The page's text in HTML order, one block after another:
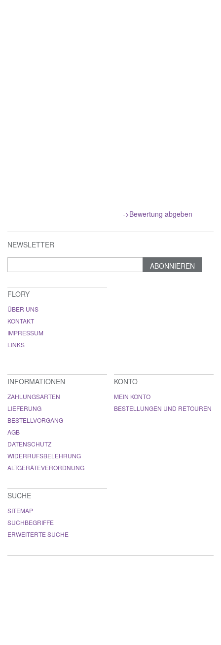
->Bewertung abgeben
NEWSLETTER
ABONNIEREN
FLORY
ÜBER UNS
KONTAKT
IMPRESSUM
LINKS
INFORMATIONEN
ZAHLUNGSARTEN
LIEFERUNG
BESTELLVORGANG
AGB
DATENSCHUTZ
WIDERRUFSBELEHRUNG
ALTGERÄTEVERORDNUNG
KONTO
MEIN KONTO
BESTELLUNGEN UND RETOUREN
SUCHE
SITEMAP
SUCHBEGRIFFE
ERWEITERTE SUCHE